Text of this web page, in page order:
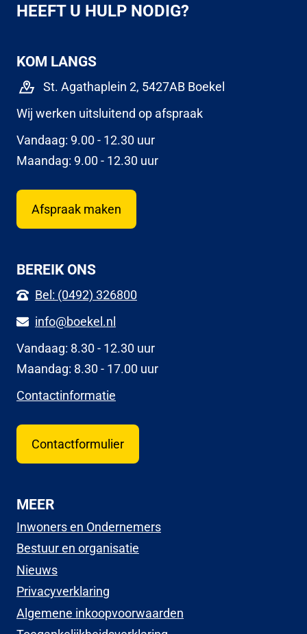
HEEFT U HULP NODIG?
KOM LANGS
St. Agathaplein 2, 5427AB Boekel
Wij werken uitsluitend op afspraak
Vandaag: 9.00 - 12.30 uur
Maandag: 9.00 - 12.30 uur
Afspraak maken
BEREIK ONS
Bel: (0492) 326800
info@boekel.nl
Vandaag: 8.30 - 12.30 uur
Maandag: 8.30 - 17.00 uur
Contactinformatie
Contactformulier
MEER
Inwoners en Ondernemers
Bestuur en organisatie
Nieuws
Privacyverklaring
Algemene inkoopvoorwaarden